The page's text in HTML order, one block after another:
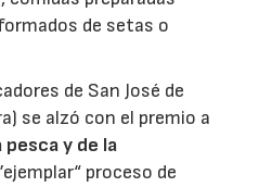
de setas o
de San José de
se alzó con el premio a
y de la
proceso de